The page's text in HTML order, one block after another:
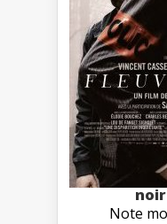
Note